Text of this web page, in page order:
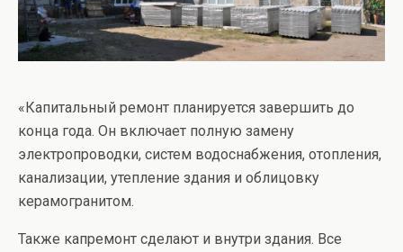
«Капитальный ремонт планируется завершить до
конца года. Он включает полную замену
электропроводки, систем водоснабжения, отопления,
канализации, утепление здания и облицовку
керамогранитом.
Также капремонт сделают и внутри здания. Все